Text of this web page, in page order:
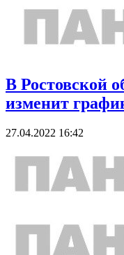
В Ростовской
изменит
27.04.2022 16:42